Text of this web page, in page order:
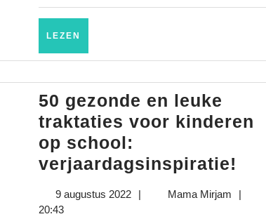
LEZEN
50 gezonde en leuke
traktaties voor kinderen
op school:
verjaardagsinspiratie!
en
9 augustus 20229
| Mama MirjamMama
|
20:43